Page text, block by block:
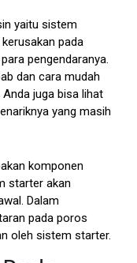
yaitu sistem
pada
pengendaranya.
dan cara mudah
juga bisa lihat
yang masih
komponen
starter akan
Dalam
pada poros
oleh sistem starter.